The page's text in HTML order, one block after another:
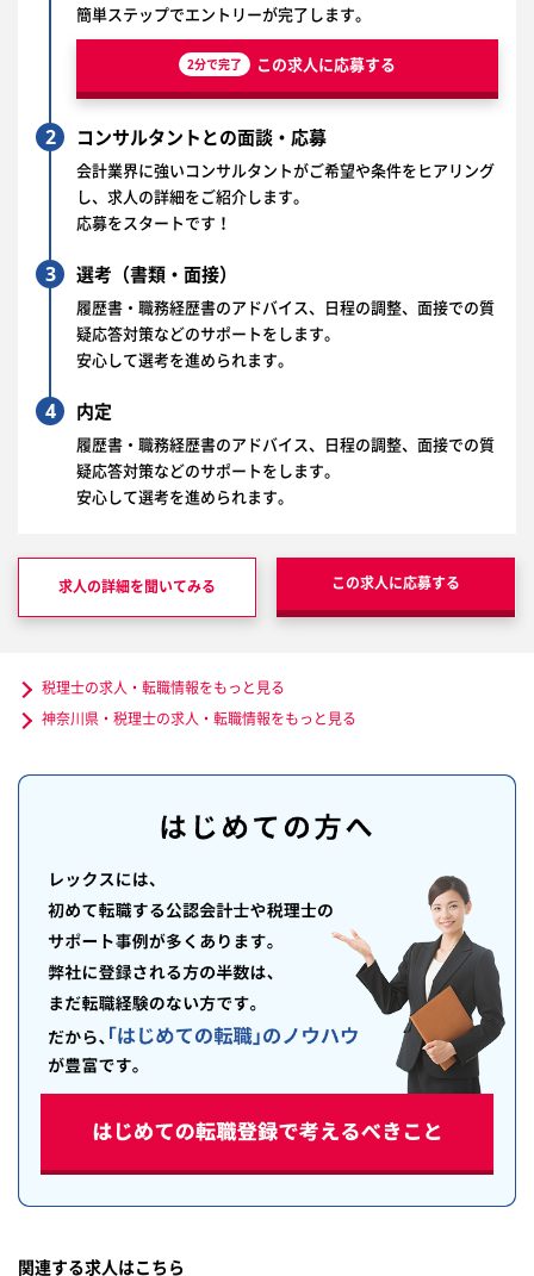
簡単ステップでエントリーが完了します。
2分で完了 この求人に応募する
2 コンサルタントとの面談・応募
会計業界に強いコンサルタントがご希望や条件をヒアリング
し、求人の詳細をご紹介します。
応募をスタートです！
3 選考（書類・面接）
履歴書・職務経歴書のアドバイス、日程の調整、面接での質
疑応答対策などのサポートをします。
安心して選考を進められます。
4 内定
履歴書・職務経歴書のアドバイス、日程の調整、面接での質
疑応答対策などのサポートをします。
安心して選考を進められます。
求人の詳細を聞いてみる この求人に応募する
税理士の求人・転職情報をもっと見る
神奈川県・税理士の求人・転職情報をもっと見る
関連する求人はこちら